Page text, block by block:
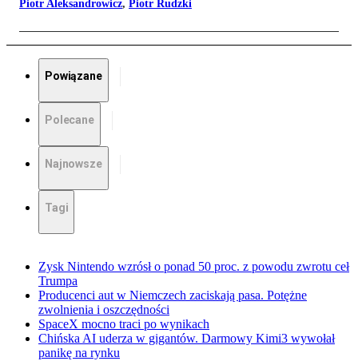
Piotr Aleksandrowicz, Piotr Rudzki
Powiązane
Polecane
Najnowsze
Tagi
Zysk Nintendo wzrósł o ponad 50 proc. z powodu zwrotu ceł
Trumpa
Producenci aut w Niemczech zaciskają pasa. Potężne
zwolnienia i oszczędności
SpaceX mocno traci po wynikach
Chińska AI uderza w gigantów. Darmowy Kimi3 wywołał
panikę na rynku